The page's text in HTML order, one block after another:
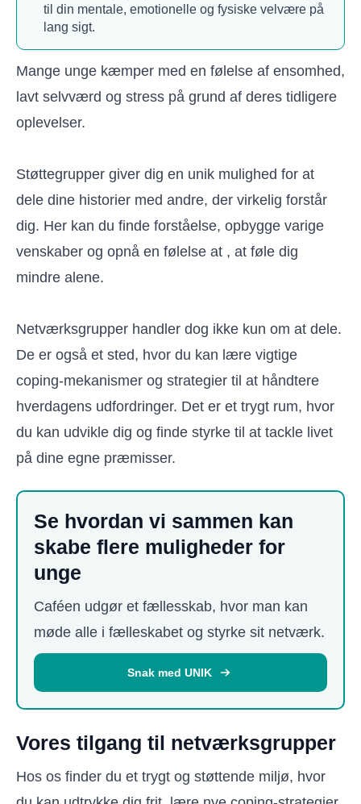
til din mentale, emotionelle og fysiske velvære på
lang sigt.
Mange unge kæmper med en følelse af ensomhed,
lavt selvværd og stress på grund af deres tidligere
oplevelser.
Støttegrupper giver dig en unik mulighed for at
dele dine historier med andre, der virkelig forstår
dig. Her kan du finde forståelse, opbygge varige
venskaber og opnå en følelse at , at føle dig
mindre alene.
Netværksgrupper handler dog ikke kun om at dele.
De er også et sted, hvor du kan lære vigtige
coping-mekanismer og strategier til at håndtere
hverdagens udfordringer. Det er et trygt rum, hvor
du kan udvikle dig og finde styrke til at tackle livet
på dine egne præmisser.
Se hvordan vi sammen kan
skabe flere muligheder for
unge
Caféen udgør et fællesskab, hvor man kan
møde alle i fælleskabet og styrke sit netværk.
Snak med UNIK
Vores tilgang til netværksgrupper
Hos os finder du et trygt og støttende miljø, hvor